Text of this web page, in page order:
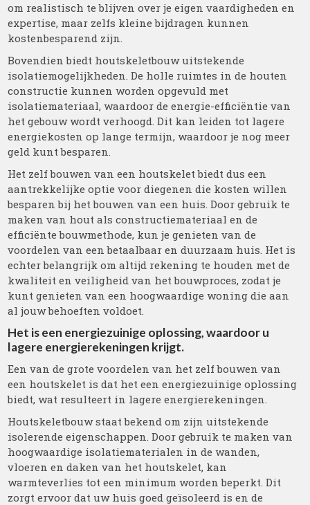
om realistisch te blijven over je eigen vaardigheden en
expertise, maar zelfs kleine bijdragen kunnen
kostenbesparend zijn.
Bovendien biedt houtskeletbouw uitstekende
isolatiemogelijkheden. De holle ruimtes in de houten
constructie kunnen worden opgevuld met
isolatiemateriaal, waardoor de energie-efficiëntie van
het gebouw wordt verhoogd. Dit kan leiden tot lagere
energiekosten op lange termijn, waardoor je nog meer
geld kunt besparen.
Het zelf bouwen van een houtskelet biedt dus een
aantrekkelijke optie voor diegenen die kosten willen
besparen bij het bouwen van een huis. Door gebruik te
maken van hout als constructiemateriaal en de
efficiënte bouwmethode, kun je genieten van de
voordelen van een betaalbaar en duurzaam huis. Het is
echter belangrijk om altijd rekening te houden met de
kwaliteit en veiligheid van het bouwproces, zodat je
kunt genieten van een hoogwaardige woning die aan
al jouw behoeften voldoet.
Het is een energiezuinige oplossing, waardoor u
lagere energierekeningen krijgt.
Een van de grote voordelen van het zelf bouwen van
een houtskelet is dat het een energiezuinige oplossing
biedt, wat resulteert in lagere energierekeningen.
Houtskeletbouw staat bekend om zijn uitstekende
isolerende eigenschappen. Door gebruik te maken van
hoogwaardige isolatiematerialen in de wanden,
vloeren en daken van het houtskelet, kan
warmteverlies tot een minimum worden beperkt. Dit
zorgt ervoor dat uw huis goed geïsoleerd is en de